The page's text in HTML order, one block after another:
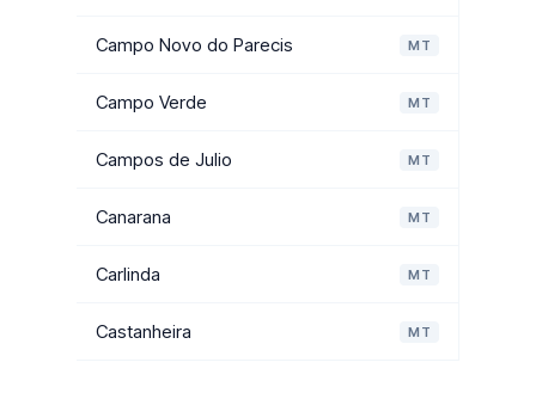
Campo Novo do Parecis MT
Campo Verde MT
Campos de Julio MT
Canarana MT
Carlinda MT
Castanheira MT